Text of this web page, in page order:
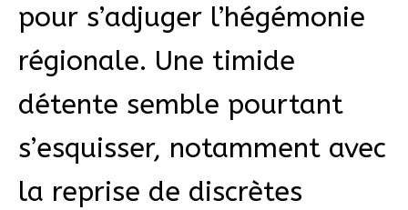
pour s’adjuger l’hégémonie
régionale. Une timide
détente semble pourtant
s’esquisser, notamment avec
la reprise de discrètes